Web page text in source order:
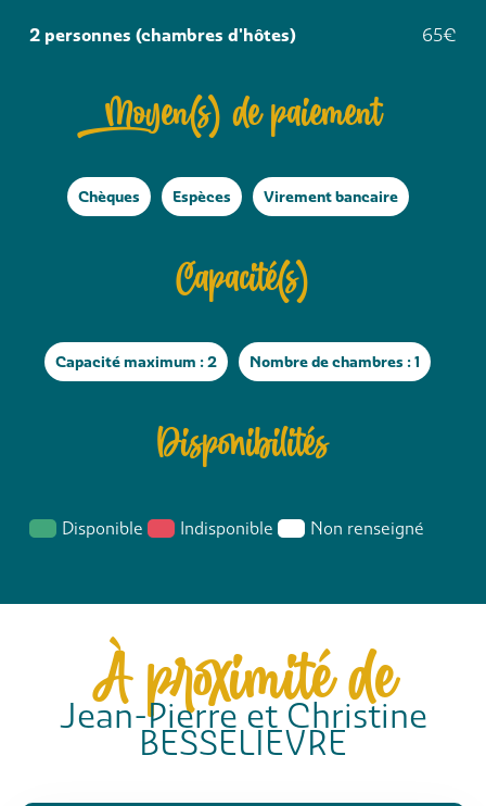
2 personnes (chambres d'hôtes) 65€
Moyen(s) de paiement
Chèques Espèces Virement bancaire
Capacité(s)
Capacité maximum : 2 Nombre de chambres : 1
Disponibilités
Disponible Indisponible Non renseigné
À proximité de
Jean-Pierre et Christine
BESSELIEVRE